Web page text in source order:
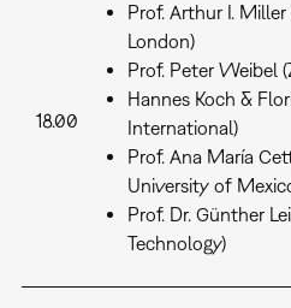
18.00
Prof. Arthur I.
London)
Prof. Peter Weibel
Hannes Koch &
International)
Prof. Ana María
University of
Prof. Dr. Günther
Technology)